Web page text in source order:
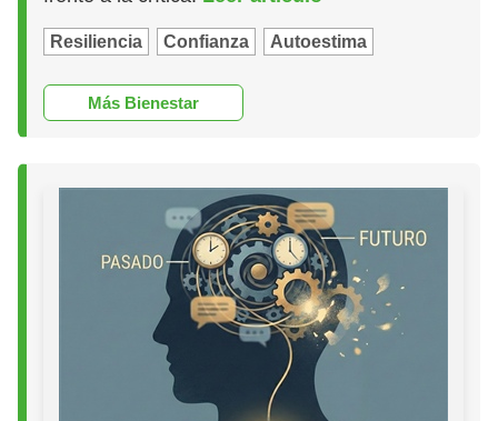
Resiliencia Confianza Autoestima
Más Bienestar